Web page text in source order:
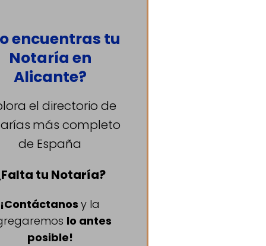
encuentras tu
Notaría en
Alicante?
el directorio de
más completo
de España
tu Notaría?
¡Contáctanosy la
lo antes
posible!